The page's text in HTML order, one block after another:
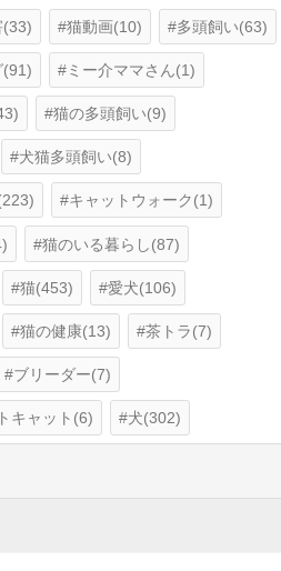
(33) 猫動画(10) 多頭飼い(63)
(91) ミー介ママさん(1)
猫の多頭飼い(9)
犬猫多頭飼い(8)
キャットウォーク(1)
猫のいる暮らし(87)
猫(453) 愛犬(106)
猫の健康(13) 茶トラ(7)
ブリーダー(7)
キャット(6) 犬(302)